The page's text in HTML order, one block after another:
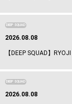
DEEP SQUAD
2026.08.08
【DEEP SQUAD】
DEEP SQUAD
2026.08.08